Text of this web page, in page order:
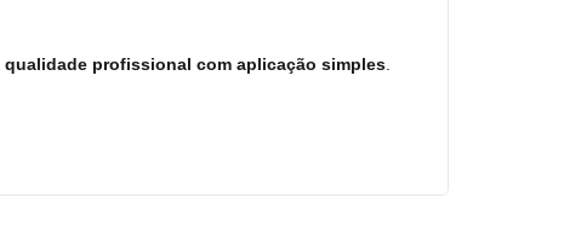
qualidade profissional com aplicação simples